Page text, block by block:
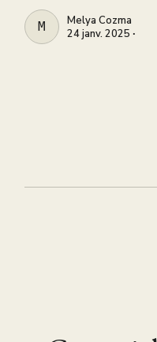
MELYA COZMA
Melya Cozma
24 janv. 2025 ∙